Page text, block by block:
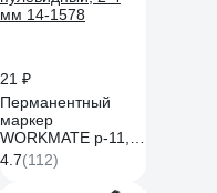
21 ₽
Перманентный
маркер
WORKMATE p-11,
чёрный,
пулевидный, 2-4
4.7(112)